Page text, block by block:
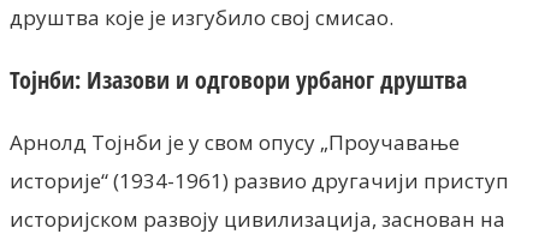
друштва које је изгубило свој смисао.
Тојнби: Изазови и одговори урбаног друштва
Арнолд Тојнби је у свом опусу „Проучавање
историје“ (1934-1961) развио другачији приступ
историјском развоју цивилизација, заснован на